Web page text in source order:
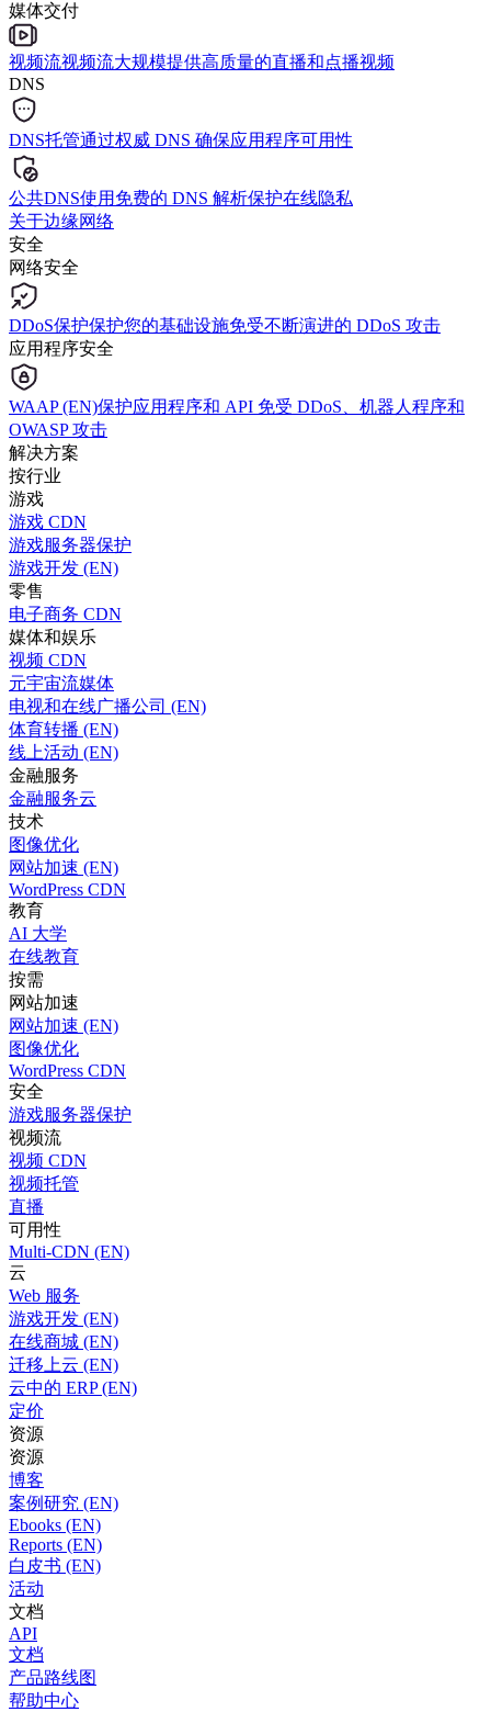
媒体交付
视频流视频流大规模提供高质量的直播和点播视频
DNS
DNS托管通过权威 DNS 确保应用程序可用性
公共DNS使用免费的 DNS 解析保护在线隐私
关于边缘网络
安全
网络安全
DDoS保护保护您的基础设施免受不断演进的 DDoS 攻击
应用程序安全
WAAP (EN)保护应用程序和 API 免受 DDoS、机器人程序和
OWASP 攻击
解决方案
按行业
游戏
游戏 CDN
游戏服务器保护
游戏开发 (EN)
零售
电子商务 CDN
媒体和娱乐
视频 CDN
元宇宙流媒体
电视和在线广播公司 (EN)
体育转播 (EN)
线上活动 (EN)
金融服务
金融服务云
技术
图像优化
网站加速 (EN)
WordPress CDN
教育
AI 大学
在线教育
按需
网站加速
网站加速 (EN)
图像优化
WordPress CDN
安全
游戏服务器保护
视频流
视频 CDN
视频托管
直播
可用性
Multi-CDN (EN)
云
Web 服务
游戏开发 (EN)
在线商城 (EN)
迁移上云 (EN)
云中的 ERP (EN)
定价
资源
资源
博客
案例研究 (EN)
Ebooks (EN)
Reports (EN)
白皮书 (EN)
活动
文档
API
文档
产品路线图
帮助中心